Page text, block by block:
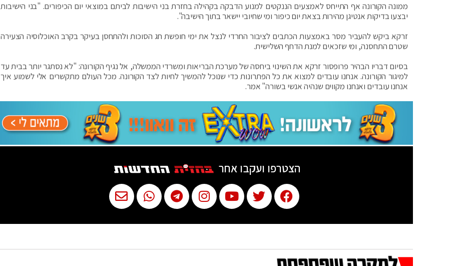
ממונה הקורונה אף התייחס לאמצעים הננקטים למנוע הדבקה בקהילה בחזרת בני הישיבות לביתם במוצאי יום הכיפורים. "בני הישיבות
יבצעו בדיקות אנטיגן מהירות בצאת יום כיפור ומי שחיובי יישאר בתוך הישיבה".
זרקא ביקש להעביר מסר באמצעות הכתבים לציבור החרדי לנצל את ימי חופשת חג הסוכות ולהתחסן בעיקר בקרב האוכלוסיה הצעירה
שטרם התחסנה, ומי שזכאים למנת הדחף השלישית.
בסיום דבריו הבהיר פרופסור זרקא את השינוי ביחסה של מערכת הבריאות ומשרדי הממשלה, אל נגיף הקורונה: "לא נסתגר יותר בבית עד
למיגור הקורונה. אנחנו עובדים למצוא את כל הפתרונות כדי שנוכל להמשיך לחיות לצד הקורונה. מכל העולם מתקשרים אלי לשמוע איך
אנחנו עובדים ואנחנו מקווים שנהיה אנשי בשורה" אמר.
הצטרפו ועקבו אחר